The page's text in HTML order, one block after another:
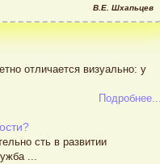
В.Е. Шхапьцев
отличается визуально: у
сть в развитии
...